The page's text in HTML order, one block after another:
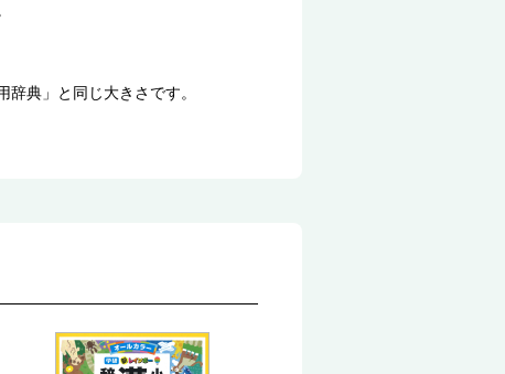
典」と同じ大きさです。